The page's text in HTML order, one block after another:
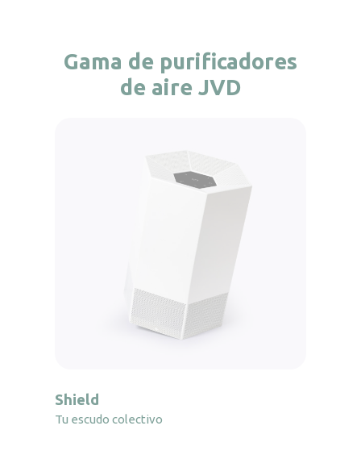
Gama de purificadores
de aire JVD
Shield
Tu escudo colectivo